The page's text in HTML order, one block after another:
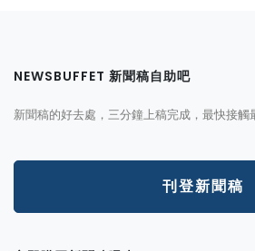
NEWSBUFFET 新聞稿自助吧
新聞稿的好去處，三分鐘上稿完成，最快接觸
刊登新聞稿